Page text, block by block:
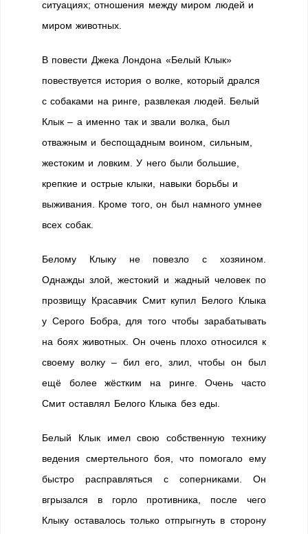
ситуациях; отношения между миром людей и
миром животных.
В повести Джека Лондона «Белый Клык»
повествуется история о волке, который дрался
с собаками на ринге, развлекая людей. Белый
Клык – а именно так и звали волка, был
отважным и беспощадным воином, сильным,
жестоким и ловким. У него были большие,
крепкие и острые клыки, навыки борьбы и
выживания. Кроме того, он был намного умнее
всех собак.
Белому Клыку не повезло с хозяином.
Однажды злой, жестокий и жадный человек по
прозвищу Красавчик Смит купил Белого Клыка
у Серого Бобра, для того чтобы зарабатывать
на боях животных. Он очень плохо относился к
своему волку – бил его, злил, чтобы он был
ещё более жёстким на ринге. Очень часто
Смит оставлял Белого Клыка без еды.
Белый Клык имел свою собственную технику
ведения смертельного боя, что помогало ему
быстро расправляться с соперниками. Он
вгрызался в горло противника, после чего
Клыку оставалось только отпрыгнуть в сторону